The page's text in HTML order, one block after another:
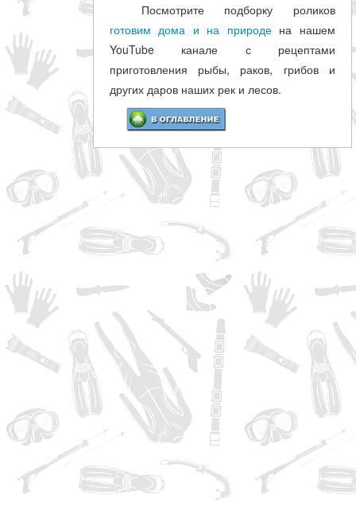
Посмотрите подборку роликов
готовим дома и на природена нашем
YouTube канале с рецептами
приготовления рыбы, раков, грибов и
других даров наших рек и лесов.